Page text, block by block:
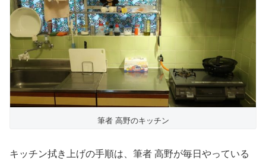
筆者 高野のキッチン
キッチン拭き上げの手順は、筆者 高野が毎日やっている